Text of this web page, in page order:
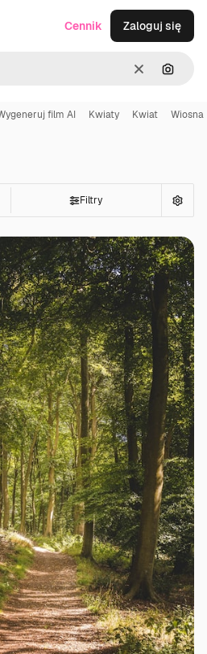
WyczyśćSzukaj
Cennik Zaloguj się
film AI Kwiaty Kwiat Wiosna
Filtry